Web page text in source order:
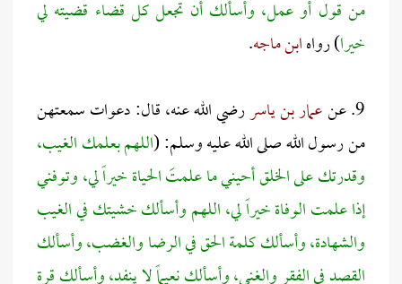
من قول أو عمل، وأسألك أن تجعل كل قضاء قضيته لي
خيرا) رواهابن ماجه.
9. عن
عمار بن ياسررضي الله عنه، قال: دعوات سمعتهن
من رسول الله صلى الله عليه وسلم: (اللهم بعلمك الغيب،
وقدرتك على الخلق أحيني ما علمتَ الحياة خيراً لي، وتوفني
إذا علمت الوفاة خيراً لي، اللهم وأسألك خشيتك في الغيب
والشهادة، وأسألك كلمة الحق في الرضا والغضب، وأسألك
القصد في الفقر والغنى، وأسألك نعيماً لا ينفد، وأسألك قرة